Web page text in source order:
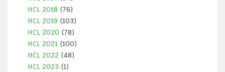
HCL 2018 (76)
HCL 2019 (103)
HCL 2020 (78)
HCL 2021 (100)
HCL 2022 (48)
HCL 2023 (1)